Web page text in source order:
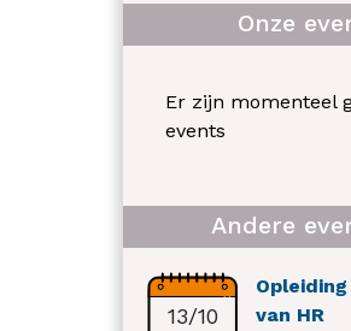
Onze
Er zijn momenteel
events
Andere
13/10
van HR